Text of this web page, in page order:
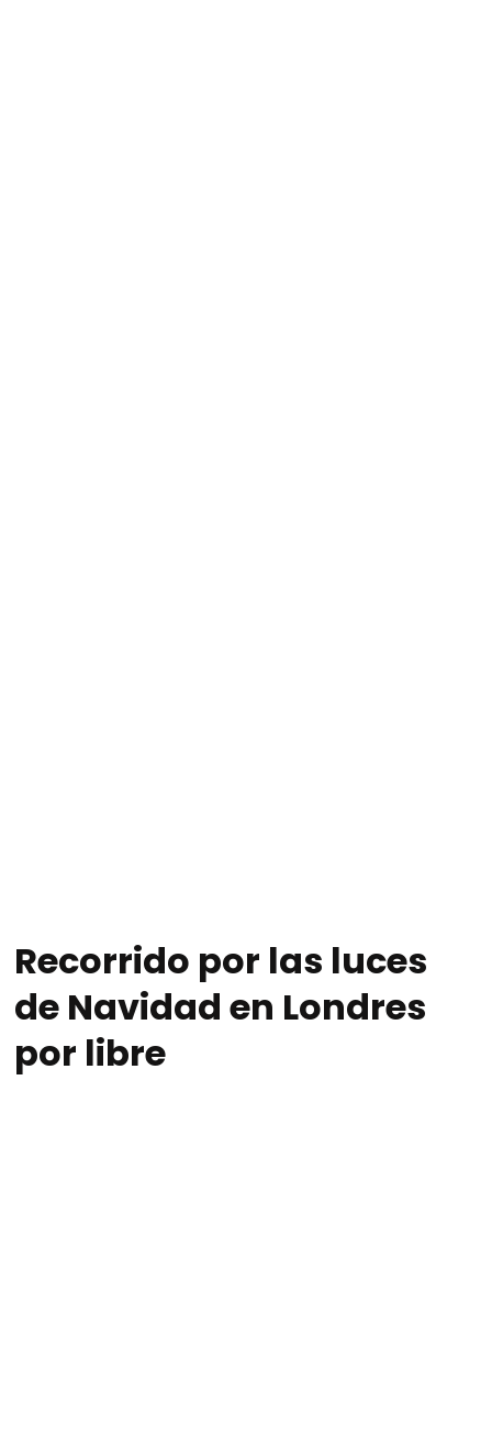
Recorrido por las luces
de Navidad en Londres
por libre